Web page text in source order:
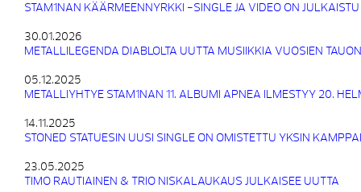
STAM1NAN KÄÄRMEENNYRKKI -SINGLE JA VIDEO ON JULKAISTU
30.01.2026
METALLILEGENDA DIABLOLTA UUTTA MUSIIKKIA VUOSIEN
05.12.2025
METALLIYHTYE STAM1NAN 11. ALBUMI APNEA ILMESTYY 20.
14.11.2025
STONED STATUESIN UUSI SINGLE ON OMISTETTU YKSIN
23.05.2025
TIMO RAUTIAINEN & TRIO NISKALAUKAUS JULKAISEE UUTTA